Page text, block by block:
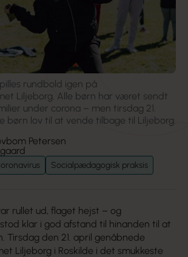
rundbold igen på
Liljeborg. Alle børn har været sendt
under corona – men tirsdag 21.
børn lov til at vende tilbage til Liljeborg.
Petersen
Socialpædagogisk praksis
rullet ud, flaget hejst – og
klar i god afstand til hinanden til at
Tirsdag den 21. april genåbnede
Liljeborg i Roskilde i det smukkeste